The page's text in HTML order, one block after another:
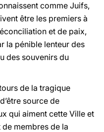
comme Juifs,
être les premiers à
et de paix,
la pénible lenteur des
des souvenirs du
de la tragique
source de
qui aiment cette Ville et
membres de la